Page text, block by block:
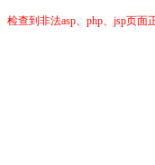
检查到非法asp、php、jsp页